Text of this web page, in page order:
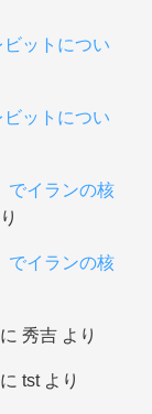
ットについ
ットについ
でイランの核
でイランの核
に 秀吉より
に tstより